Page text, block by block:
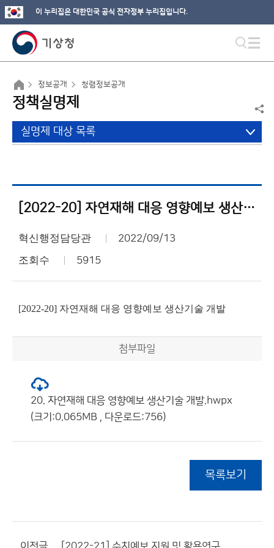
이 누리집은 대한민국 공식 전자정부 누리집입니다.
정보공개 청렴정보공개
정책실명제
실명제 대상 목록
[2022-20] 자연재해 대응 영향예보 생산기술 개발
혁신행정담당관 2022/09/13
조회수 5915
[2022-20] 자연재해 대응 영향예보 생산기술 개발
첨부파일
20. 자연재해 대응 영향예보 생산기술 개발.hwpx
(크기:0.065MB , 다운로드:756)
목록보기